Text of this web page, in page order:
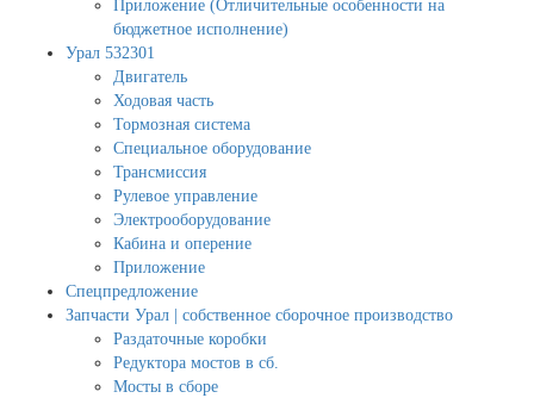
Приложение (Отличительные особенности на
бюджетное исполнение)
Урал 532301
Двигатель
Ходовая часть
Тормозная система
Специальное оборудование
Трансмиссия
Рулевое управление
Электрооборудование
Кабина и оперение
Приложение
Спецпредложение
Запчасти Урал | собственное сборочное производство
Раздаточные коробки
Редуктора мостов в сб.
Мосты в сборе